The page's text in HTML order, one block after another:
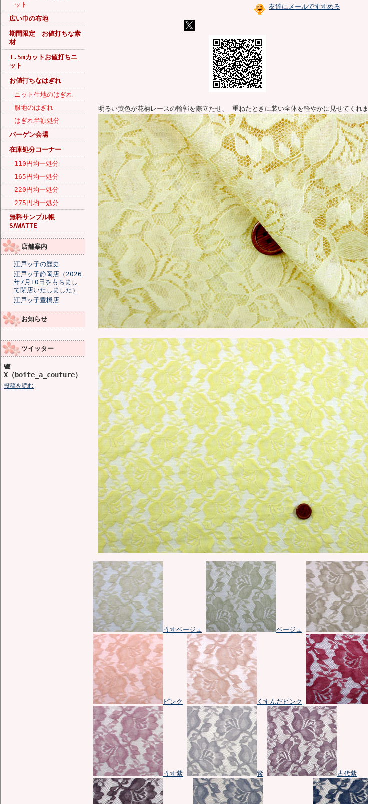
ット
広い巾の布地
期間限定 お値打ちな素
材
1.5mカットお値打ちニ
ット
お値打ちなはぎれ
ニット生地のはぎれ
服地のはぎれ
はぎれ半額処分
バーゲン会場
在庫処分コーナー
110円均一処分
165円均一処分
220円均一処分
275円均一処分
無料サンプル帳
SAWATTE
店舗案内
江戸ッ子の歴史
江戸ッ子静岡店（2026
年7月10日をもちまし
て閉店いたしました）
江戸ッ子豊橋店
お知らせ
ツイッター
🕊️
X（boite_a_couture）
投稿を読む
友達にメールですすめる
明るい黄色が花柄レースの輪郭を際立たせ、 重ねたときに装い全体を軽やかに見せてくれま
うすベージュ ベージュ
ピンク くすんだピンク
うす紫 紫 古代紫